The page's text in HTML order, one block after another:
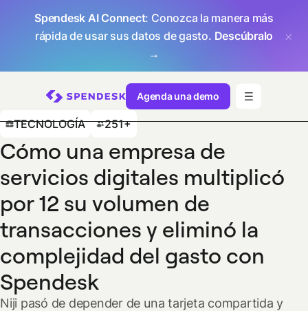
Spendesk AI Connect: Conozca la manera más
rápida de usar sus datos de gasto. Descúbralo
→
Agenda una demo
TECNOLOGÍA 251+
Cómo una empresa de
servicios digitales multiplicó
por 12 su volumen de
transacciones y eliminó la
complejidad del gasto con
Spendesk
Niji pasó de depender de una tarjeta compartida y